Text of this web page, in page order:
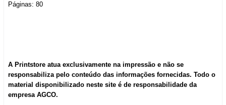
Páginas: 80
A Printstore atua exclusivamente na impressão e não se
responsabiliza pelo conteúdo das informações fornecidas. Todo o
material disponibilizado neste site é de responsabilidade da
empresa AGCO.